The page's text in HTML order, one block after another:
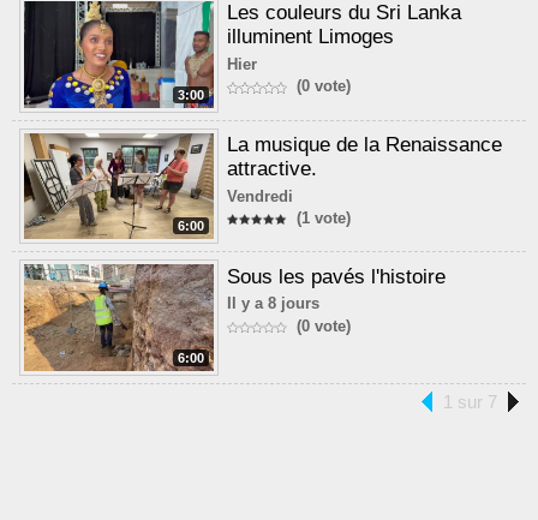
3:00
Les couleurs du Sri Lanka
illuminent Limoges
Hier
(0 vote)
6:00
La musique de la Renaissance
attractive.
Vendredi
(1 vote)
6:00
Sous les pavés l'histoire
Il y a 8 jours
(0 vote)
1 sur 7